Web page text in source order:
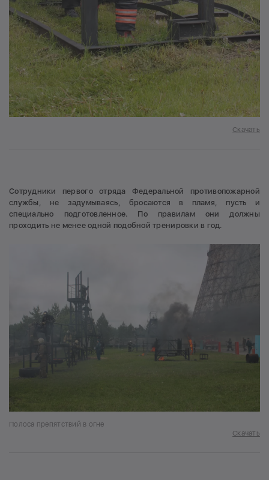
Скачать
Сотрудники первого отряда Федеральной противопожарной
службы, не задумываясь, бросаются в пламя, пусть и
специально подготовленное. По правилам они должны
проходить не менее одной подобной тренировки в год.
Полоса препятствий в огне
Скачать